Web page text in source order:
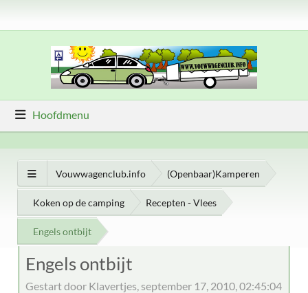
Hoofdmenu
Vouwwagenclub.info (Openbaar)Kamperen
Koken op de camping Recepten - Vlees
Engels ontbijt
Engels ontbijt
Gestart door Klavertjes, september 17, 2010, 02:45:04